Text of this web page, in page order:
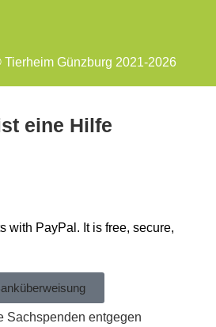
Tierheim Günzburg 2021-2026
eine Hilfe
Sachspenden entgegen